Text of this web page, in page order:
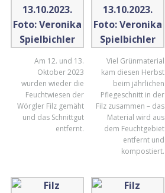
Am 12. und 13.
Oktober 2023
wurden wieder die
Feuchtwiesen der
Wörgler Filz gemäht
und das Schnittgut
entfernt.
Viel Grünmaterial
kam diesen Herbst
beim jährlichen
Pflegeschnitt in der
Filz zusammen – das
Material wird aus
dem Feuchtgebiet
entfernt und
kompostiert.